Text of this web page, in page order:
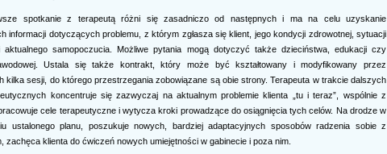
spotkanie z terapeutą różni się zasadniczo od następnych i ma na celu uzyskanie
informacji dotyczących problemu, z którym zgłasza się klient, jego kondycji zdrowotnej, sytuacji
aktualnego samopoczucia. Możliwe pytania mogą dotyczyć także dzieciństwa, edukacji czy
Ustala się także kontrakt, który może być kształtowany i modyfikowany przez
kilka sesji, do którego przestrzegania zobowiązane są obie strony. Terapeuta w trakcie dalszych
koncentruje się zazwyczaj na aktualnym problemie klienta „tu i teraz”, wspólnie z
cele terapeutyczne i wytycza kroki prowadzące do osiągnięcia tych celów. Na drodze w
ustalonego planu, poszukuje nowych, bardziej adaptacyjnych sposobów radzenia sobie z
zachęca klienta do ćwiczeń nowych umiejętności w gabinecie i poza nim.